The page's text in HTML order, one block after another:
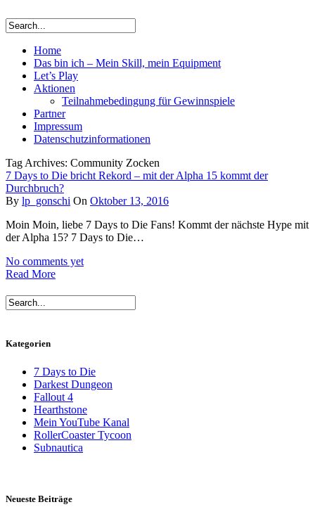
Home
Das bin ich – Mein Skill, mein Equipment
Let’s Play
Aktionen
Teilnahmebedingung für Gewinnspiele
Partner
Impressum
Datenschutzinformationen
Tag Archives: Community Zocken
7 Days to Die bricht Rekord – mit der Alpha 15 kommt der
Durchbruch?
By lp_gonschi On Oktober 13, 2016
Moin Moin, liebe 7 Days to Die Fans! Kommt der nächste Hype mit
der Alpha 15? 7 Days to Die…
No comments yet
Read More
Kategorien
7 Days to Die
Darkest Dungeon
Fallout 4
Hearthstone
Mein YouTube Kanal
RollerCoaster Tycoon
Subnautica
Neueste Beiträge